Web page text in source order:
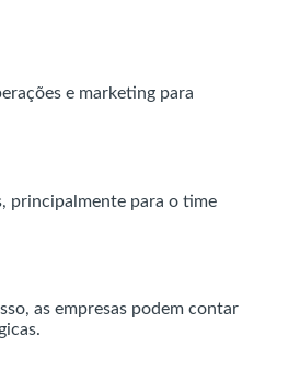
e marketing para
principalmente para o time
as empresas podem contar